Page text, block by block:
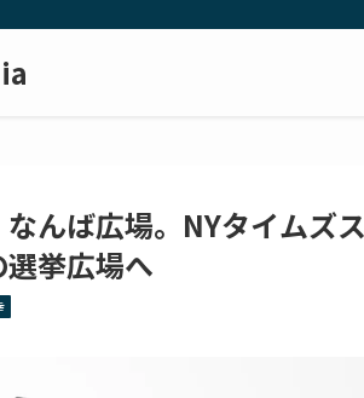
んば広場。NYタイムズ
挙広場へ